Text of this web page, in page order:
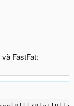
FastFat: